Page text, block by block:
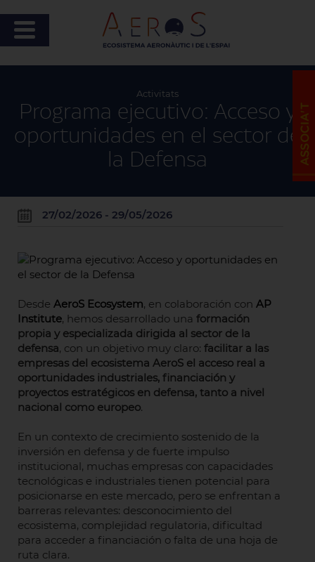
Activitats
Programa ejecutivo: Acceso y
oportunidades en el sector de
la Defensa
27/02/2026 - 29/05/2026
DesdeAeroS Ecosystem, en colaboración conAP
Institute, hemos desarrollado unaformación
propia y especializada dirigida al sector de la
defensa, con un objetivo muy claro:facilitar a las
empresas del ecosistema AeroS el acceso real a
oportunidades industriales, financiación y
proyectos estratégicos en defensa, tanto a nivel
nacional como europeo.
En un contexto de crecimiento sostenido de la
inversión en defensa y de fuerte impulso
institucional, muchas empresas con capacidades
tecnológicas e industriales tienen potencial para
posicionarse en este mercado, pero se enfrentan a
barreras relevantes: desconocimiento del
ecosistema, complejidad regulatoria, dificultad
para acceder a financiación o falta de una hoja de
ruta clara.